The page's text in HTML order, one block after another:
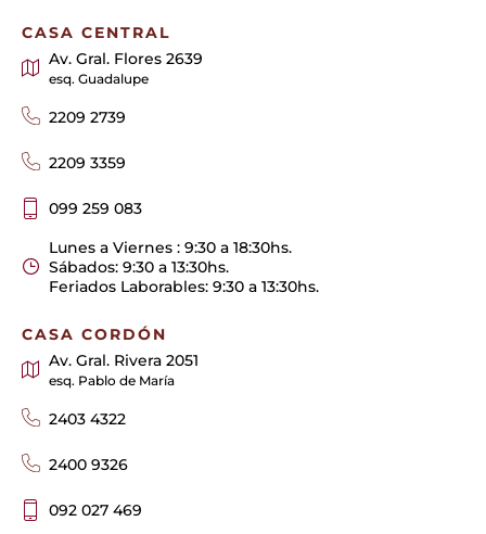
CASA CENTRAL
Av. Gral. Flores 2639
esq. Guadalupe
2209 2739
2209 3359
099 259 083
Lunes a Viernes : 9:30 a 18:30hs.
Sábados: 9:30 a 13:30hs.
Feriados Laborables: 9:30 a 13:30hs.
CASA CORDÓN
Av. Gral. Rivera 2051
esq. Pablo de María
2403 4322
2400 9326
092 027 469